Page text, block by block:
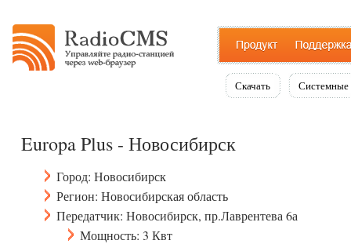
Скачать Системные
Europa Plus - Новосибирск
Город: Новосибирск
Регион: Новосибирская область
Передатчик: Новосибирск, пр.Лаврентева 6а
Мощность: 3 Квт